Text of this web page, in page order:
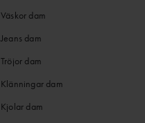
Väskor dam
Jeans dam
Tröjor dam
Klänningar dam
Kjolar dam